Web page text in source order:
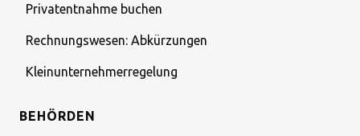
Privatentnahme buchen
Rechnungswesen: Abkürzungen
Kleinunternehmerregelung
BEHÖRDEN